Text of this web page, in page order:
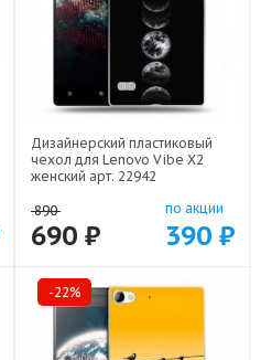
Дизайнерский пластиковый
чехол для Lenovo Vibe X2
женский арт: 22942
890
690 ₽
по акции
390 ₽
-22%